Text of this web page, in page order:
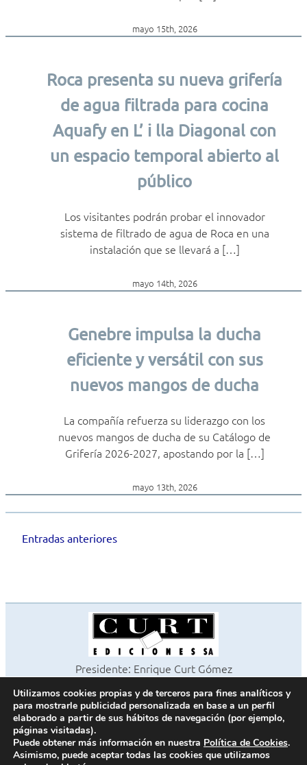
mayo 15th, 2026
Roca presenta su nueva grifería
de agua filtrada para cocina
Aquafy en L’ i lla Diagonal con
un espacio temporal abierto al
público
Los visitantes podrán probar el innovador
sistema de filtrado de agua de Roca en una
instalación que se llevará a […]
mayo 14th, 2026
Genebre impulsa la ducha
eficiente y versátil con sus
nuevos mangos de ducha
La compañía refuerza su liderazgo con los
nuevos mangos de ducha de su Catálogo de
Grifería 2026-2027, apostando por la […]
mayo 13th, 2026
Navegación
Entradas anteriores
Presidente: Enrique Curt Gómez
©2026 Revista Cocinas y Baños
Todos los derechos reservados
Paseo de Gracia, 63. 1º 2ª. 08008 Barcelona -
Fax 933 183 505
Utilizamos cookies propias y de terceros para fines analíticos y
para mostrarle publicidad personalizada en base a un perfil
elaborado a partir de sus hábitos de navegación (por ejemplo,
páginas visitadas).
Puede obtener más información en nuestra Política de Cookies.
Asimismo, puede aceptar todas las cookies que utilizamos